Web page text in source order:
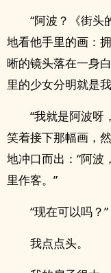
“阿波？《街头
地看他手里的画：
晰的镜头落在一身
里的少女分明就是我
“我就是阿波呀
笑着接下那幅画，
地冲口而出：“阿波
里作客。”
“现在可以吗？”
我点点头。